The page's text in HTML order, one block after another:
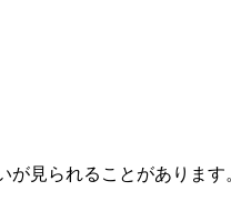
見られることがあります